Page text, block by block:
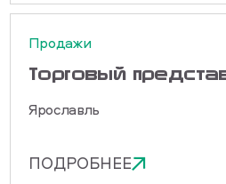
Продажи
Торговый
Ярославль
ПОДРОБНЕЕ